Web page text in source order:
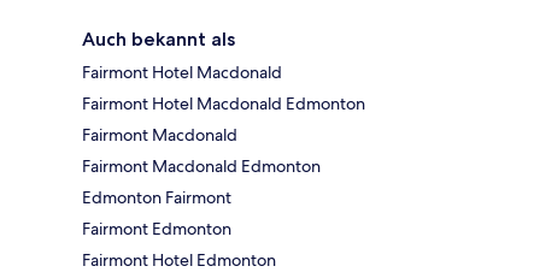
Auch bekannt als
Fairmont Hotel Macdonald
Fairmont Hotel Macdonald Edmonton
Fairmont Macdonald
Fairmont Macdonald Edmonton
Edmonton Fairmont
Fairmont Edmonton
Fairmont Hotel Edmonton